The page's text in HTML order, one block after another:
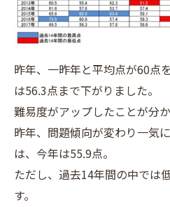
昨年、一昨年と平均点が60点
は56.3点まで下がりました。
難易度がアップしたことが分か
昨年、問題傾向が変わり一気
は、今年は55.9点。
ただし、過去14年間の中では
す。